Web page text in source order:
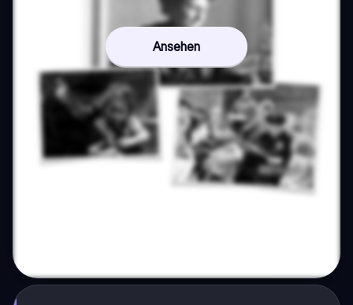
Ansehen